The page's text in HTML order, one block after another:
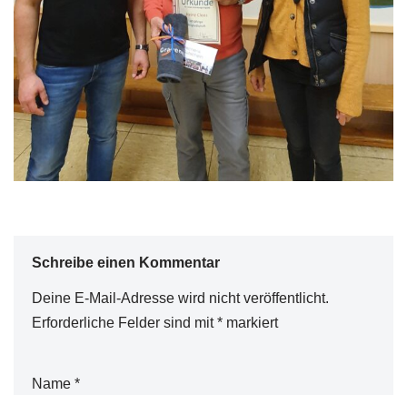
Schreibe einen Kommentar
Deine E-Mail-Adresse wird nicht veröffentlicht.
Erforderliche Felder sind mit* markiert
Name *